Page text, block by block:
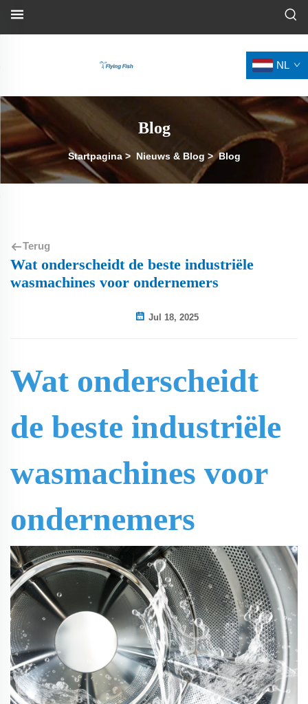
NL
Blog
Startpagina> Nieuws & Blog >Blog
Terug
Wat onderscheidt de beste industriële
wasmachines voor ondernemers
Jul 18, 2025
Wat onderscheidt
de beste industriële
wasmachines voor
ondernemers